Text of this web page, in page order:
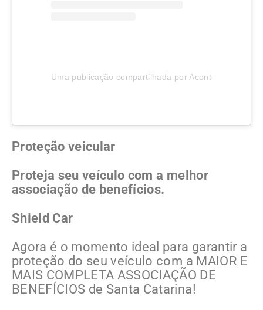
Uma publicação compartilhada por Aconteceu em
Proteção veicular
Proteja seu veículo com a melhor
associação de benefícios.
Shield Car
Agora é o momento ideal para garantir a
proteção do seu veículo com a MAIOR E
MAIS COMPLETA ASSOCIAÇÃO DE
BENEFÍCIOS de Santa Catarina!